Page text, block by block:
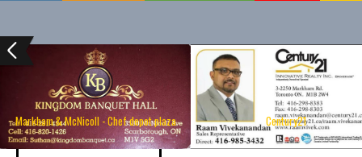
Markham & McNicoll - Chef depot plaza Century21
USA (Newyork) Saturday, December